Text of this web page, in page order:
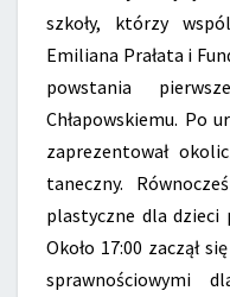
szkoły, którzy
Emiliana Prałata i
powstania
Chłapowskiemu. Po
zaprezentował
taneczny.
plastyczne dla dzieci
Około 17:00 zaczął
sprawnościowymi